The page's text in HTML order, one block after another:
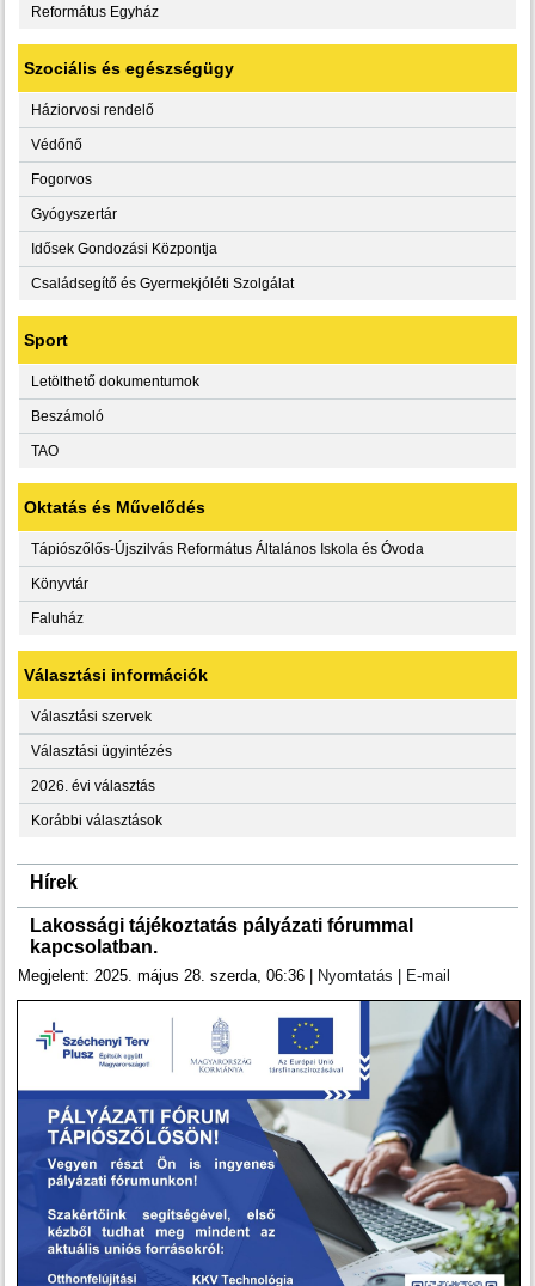
Református Egyház
Szociális és egészségügy
Háziorvosi rendelő
Védőnő
Fogorvos
Gyógyszertár
Idősek Gondozási Központja
Családsegítő és Gyermekjóléti Szolgálat
Sport
Letölthető dokumentumok
Beszámoló
TAO
Oktatás és Művelődés
Tápiószőlős-Újszilvás Református Általános Iskola és Óvoda
Könyvtár
Faluház
Választási információk
Választási szervek
Választási ügyintézés
2026. évi választás
Korábbi választások
Hírek
Lakossági tájékoztatás pályázati fórummal
kapcsolatban.
Megjelent: 2025. május 28. szerda, 06:36 Nyomtatás E-mail